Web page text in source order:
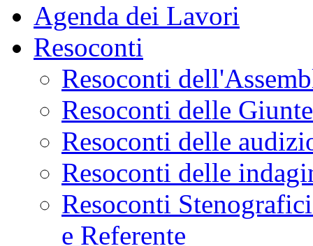
Agenda dei Lavori
Resoconti
Resoconti
Resoconti delle
Resoconti delle
Resoconti delle
Resoconti
e Referente